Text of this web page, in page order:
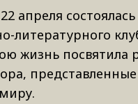
апреля
литературного
жизнь посвятила